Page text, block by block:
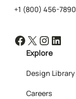
+1 (800) 456-7890
Facebook X Instagram LinkedIn
Explore
Design Library
Careers